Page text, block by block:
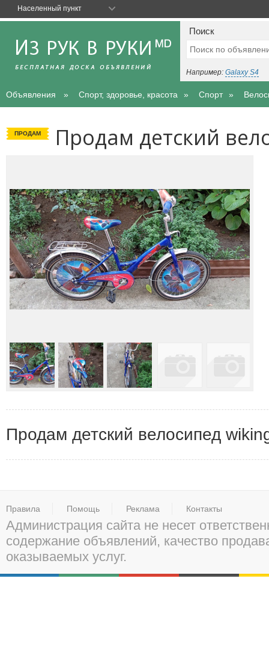
Поиск
Например: Galaxy S4
Объявления Спорт, здоровье, красота Спорт
ПРОДАМ Продам детский
Продам детский велосипед
Правила Помощь Реклама Контакты
Администрация сайта не несет
содержание объявлений, качество
оказываемых услуг.
Населенный пункт